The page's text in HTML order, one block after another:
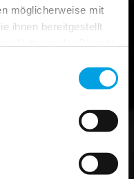
möglicherweise mit
ihnen bereitgestellt